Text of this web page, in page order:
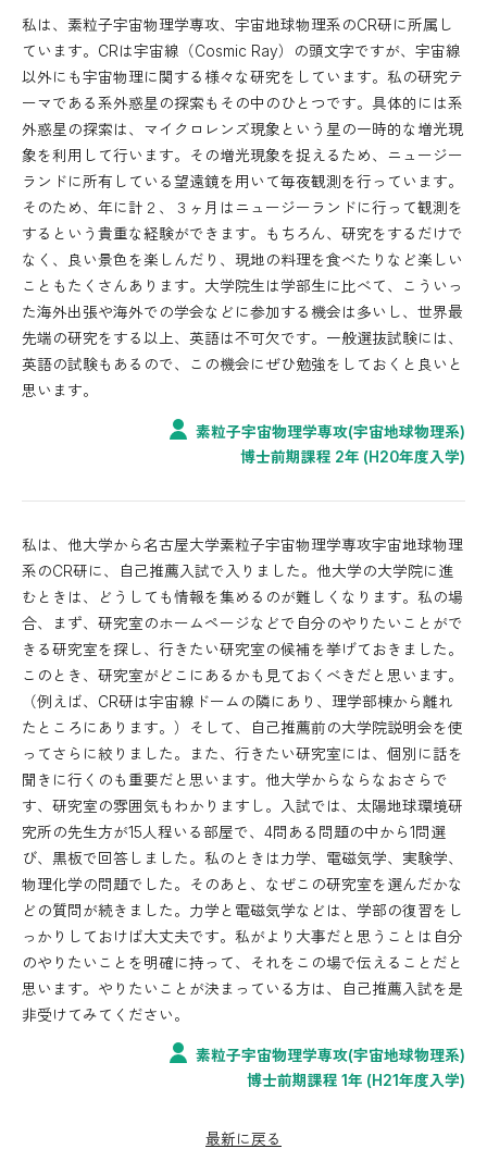
私は、素粒子宇宙物理学専攻、宇宙地球物理系のCR研に所属し
ています。CRは宇宙線（Cosmic Ray）の頭文字ですが、宇宙線
以外にも宇宙物理に関する様々な研究をしています。私の研究テ
ーマである系外惑星の探索もその中のひとつです。具体的には系
外惑星の探索は、マイクロレンズ現象という星の一時的な増光現
象を利用して行います。その増光現象を捉えるため、ニュージー
ランドに所有している望遠鏡を用いて毎夜観測を行っています。
そのため、年に計２、３ヶ月はニュージーランドに行って観測を
するという貴重な経験ができます。もちろん、研究をするだけで
なく、良い景色を楽しんだり、現地の料理を食べたりなど楽しい
こともたくさんあります。大学院生は学部生に比べて、こういっ
た海外出張や海外での学会などに参加する機会は多いし、世界最
先端の研究をする以上、英語は不可欠です。一般選抜試験には、
英語の試験もあるので、この機会にぜひ勉強をしておくと良いと
思います。
素粒子宇宙物理学専攻(宇宙地球物理系)
博士前期課程 2年 (H20年度入学)
私は、他大学から名古屋大学素粒子宇宙物理学専攻宇宙地球物理
系のCR研に、自己推薦入試で入りました。他大学の大学院に進
むときは、どうしても情報を集めるのが難しくなります。私の場
合、まず、研究室のホームページなどで自分のやりたいことがで
きる研究室を探し、行きたい研究室の候補を挙げておきました。
このとき、研究室がどこにあるかも見ておくべきだと思います。
（例えば、CR研は宇宙線ドームの隣にあり、理学部棟から離れ
たところにあります。）そして、自己推薦前の大学院説明会を使
ってさらに絞りました。また、行きたい研究室には、個別に話を
聞きに行くのも重要だと思います。他大学からならなおさらで
す、研究室の雰囲気もわかりますし。入試では、太陽地球環境研
究所の先生方が15人程いる部屋で、4問ある問題の中から1問選
び、黒板で回答しました。私のときは力学、電磁気学、実験学、
物理化学の問題でした。そのあと、なぜこの研究室を選んだかな
どの質問が続きました。力学と電磁気学などは、学部の復習をし
っかりしておけば大丈夫です。私がより大事だと思うことは自分
のやりたいことを明確に持って、それをこの場で伝えることだと
思います。やりたいことが決まっている方は、自己推薦入試を是
非受けてみてください。
素粒子宇宙物理学専攻(宇宙地球物理系)
博士前期課程 1年 (H21年度入学)
最新に戻る